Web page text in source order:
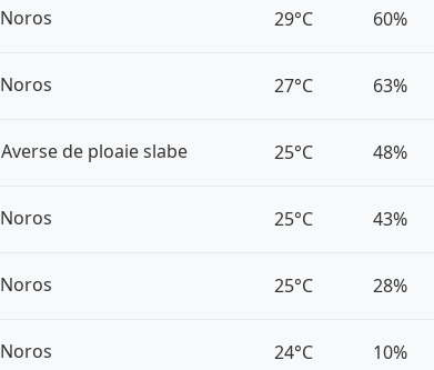
Noros 29°C 60%
Noros 27°C 63%
Averse de ploaie slabe 25°C 48%
Noros 25°C 43%
Noros 25°C 28%
Noros 24°C 10%